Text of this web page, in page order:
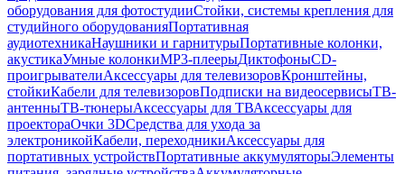
оборудования для фотостудииСтойки, системы крепления для
студийного оборудованияПортативная
аудиотехникаНаушники и гарнитурыПортативные колонки,
акустикаУмные колонкиMP3-плеерыДиктофоныCD-
проигрывателиАксессуары для телевизоровКронштейны,
стойкиКабели для телевизоровПодписки на видеосервисыТВ-
антенныТВ-тюнерыАксессуары для ТВАксессуары для
проектораОчки 3DСредства для ухода за
электроникойКабели, переходникиАксессуары для
портативных устройствПортативные аккумуляторыЭлементы